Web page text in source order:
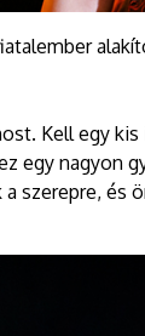
Kell egy
egy nagyon
szerepre, és